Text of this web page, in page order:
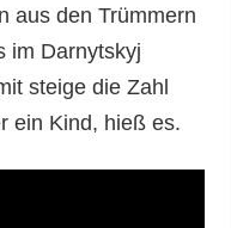
aus den Trümmern
im Darnytskyj
steige die Zahl
ein Kind, hieß es.